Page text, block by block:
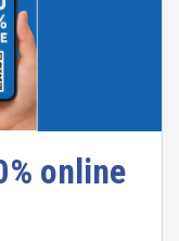
online